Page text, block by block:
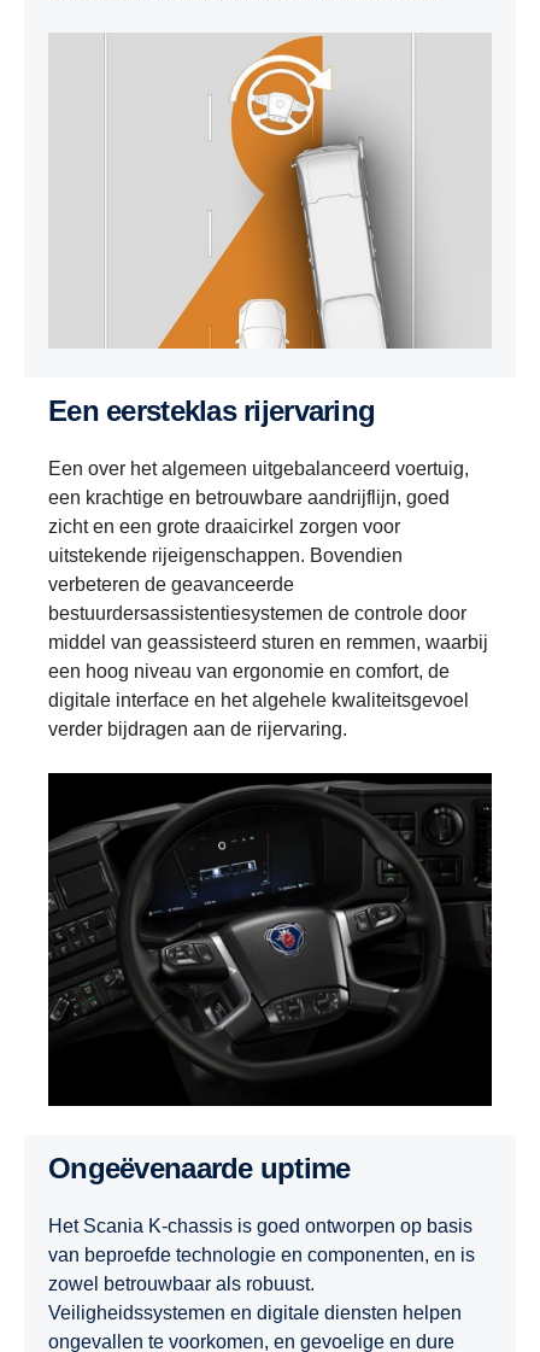
Een eersteklas rijervaring
Een over het algemeen uitgebalanceerd voertuig,
een krachtige en betrouwbare aandrijflijn, goed
zicht en een grote draaicirkel zorgen voor
uitstekende rijeigenschappen. Bovendien
verbeteren de geavanceerde
bestuurdersassistentiesystemen de controle door
middel van geassisteerd sturen en remmen, waarbij
een hoog niveau van ergonomie en comfort, de
digitale interface en het algehele kwaliteitsgevoel
verder bijdragen aan de rijervaring.
Ongeëvenaarde uptime
Het Scania K-chassis is goed ontworpen op basis
van beproefde technologie en componenten, en is
zowel betrouwbaar als robuust.
Veiligheidssystemen en digitale diensten helpen
ongevallen te voorkomen, en gevoelige en dure